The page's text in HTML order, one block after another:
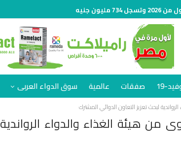
19 صفقات عالمية سوق الدواء العربى
لبحث تعزيز التعاون الدوائي المشترك
من هيئة الغذاء والدواء الرواندية